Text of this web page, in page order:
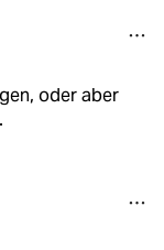
oder aber